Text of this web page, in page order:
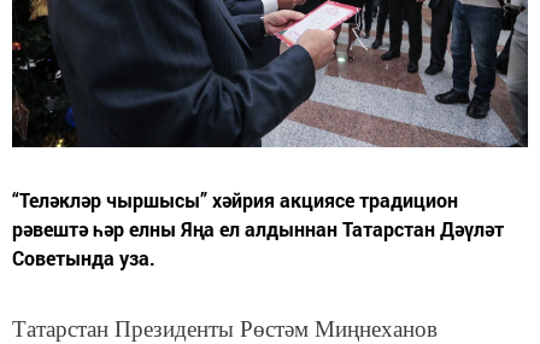
“Теләкләр чыршысы” хәйрия акциясе традицион
рәвештә һәр елны Яңа ел алдыннан Татарстан Дәүләт
Советында уза.
Татарстан Президенты Рөстәм Миңнеханов